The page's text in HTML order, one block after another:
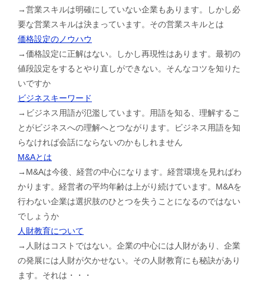
→営業スキルは明確にしていない企業もあります。しかし必
要な営業スキルは決まっています。その営業スキルとは
価格設定のノウハウ
→価格設定に正解はない。しかし再現性はあります。最初の
値段設定をするとやり直しができない。そんなコツを知りた
いですか
ビジネスキーワード
→ビジネス用語が氾濫しています。用語を知る、理解するこ
とがビジネスへの理解へとつながります。ビジネス用語を知
らなければ会話にならないのかもしれません
M&Aとは
→M&Aは今後、経営の中心になります。経営環境を見ればわ
かります。経営者の平均年齢は上がり続けています。M&Aを
行わない企業は選択肢のひとつを失うことになるのではない
でしょうか
人財教育について
→人財はコストではない。企業の中心には人財があり、企業
の発展には人財が欠かせない。その人財教育にも秘訣があり
ます。それは・・・